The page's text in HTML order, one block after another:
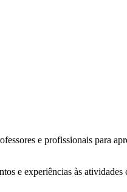
e profissionais para
e experiências às atividades